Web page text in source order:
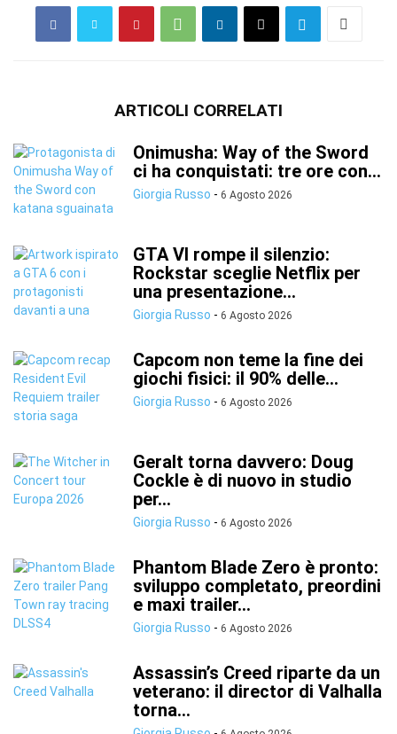
ARTICOLI CORRELATI
Onimusha: Way of the Sword
ci ha conquistati: tre ore con...
Giorgia Russo - 6 Agosto 2026
GTA VI rompe il silenzio:
Rockstar sceglie Netflix per
una presentazione...
Giorgia Russo - 6 Agosto 2026
Capcom non teme la fine dei
giochi fisici: il 90% delle...
Giorgia Russo - 6 Agosto 2026
Geralt torna davvero: Doug
Cockle è di nuovo in studio
per...
Giorgia Russo - 6 Agosto 2026
Phantom Blade Zero è pronto:
sviluppo completato, preordini
e maxi trailer...
Giorgia Russo - 6 Agosto 2026
Assassin’s Creed riparte da un
veterano: il director di Valhalla
torna...